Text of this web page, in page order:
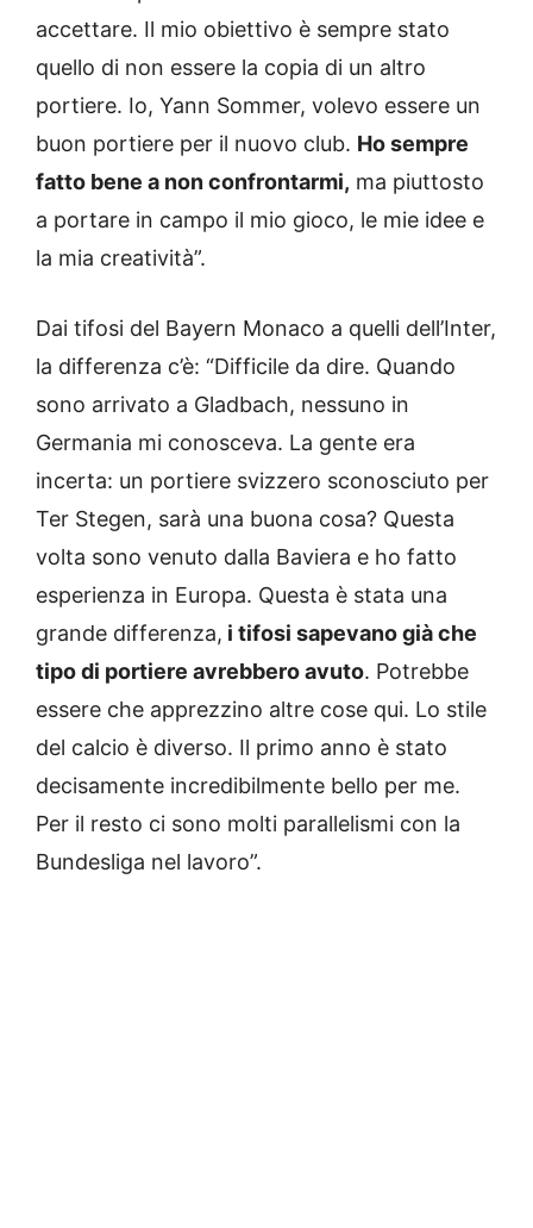
accettare. Il mio obiettivo è sempre stato
quello di non essere la copia di un altro
portiere. Io, Yann Sommer, volevo essere un
buon portiere per il nuovo club. Ho sempre
fatto bene a non confrontarmi, ma piuttosto
a portare in campo il mio gioco, le mie idee e
la mia creatività”.
Dai tifosi del Bayern Monaco a quelli dell’Inter,
la differenza c’è: “Difficile da dire. Quando
sono arrivato a Gladbach, nessuno in
Germania mi conosceva. La gente era
incerta: un portiere svizzero sconosciuto per
Ter Stegen, sarà una buona cosa? Questa
volta sono venuto dalla Baviera e ho fatto
esperienza in Europa. Questa è stata una
grande differenza, i tifosi sapevano già che
tipo di portiere avrebbero avuto. Potrebbe
essere che apprezzino altre cose qui. Lo stile
del calcio è diverso. Il primo anno è stato
decisamente incredibilmente bello per me.
Per il resto ci sono molti parallelismi con la
Bundesliga nel lavoro”.